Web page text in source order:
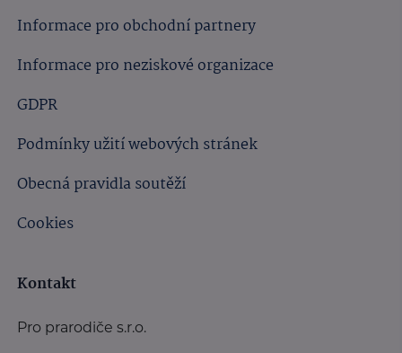
Informace pro obchodní partnery
Informace pro neziskové organizace
GDPR
Podmínky užití webových stránek
Obecná pravidla soutěží
Cookies
Kontakt
Pro prarodiče s.r.o.